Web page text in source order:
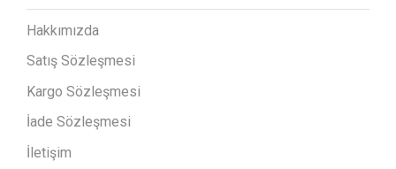
Hakkımızda
Satış Sözleşmesi
Kargo Sözleşmesi
İade Sözleşmesi
İletişim